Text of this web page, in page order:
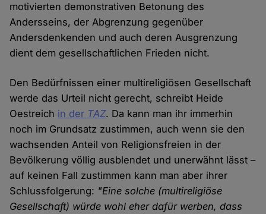
motivierten demonstrativen Betonung des
Andersseins, der Abgrenzung gegenüber
Andersdenkenden und auch deren Ausgrenzung
dient dem gesellschaftlichen Frieden nicht.
Den Bedürfnissen einer multireligiösen Gesellschaft
werde das Urteil nicht gerecht, schreibt Heide
Oestreich in der TAZ. Da kann man ihr immerhin
noch im Grundsatz zustimmen, auch wenn sie den
wachsenden Anteil von Religionsfreien in der
Bevölkerung völlig ausblendet und unerwähnt lässt –
auf keinen Fall zustimmen kann man aber ihrer
Schlussfolgerung: "Eine solche (multireligiöse
Gesellschaft) würde wohl eher dafür werben, dass